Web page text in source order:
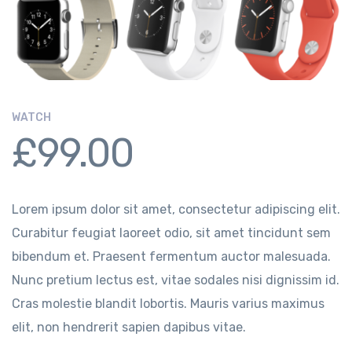
WATCH
£99.00
Lorem ipsum dolor sit amet, consectetur adipiscing elit.
Curabitur feugiat laoreet odio, sit amet tincidunt sem
bibendum et. Praesent fermentum auctor malesuada.
Nunc pretium lectus est, vitae sodales nisi dignissim id.
Cras molestie blandit lobortis. Mauris varius maximus
elit, non hendrerit sapien dapibus vitae.